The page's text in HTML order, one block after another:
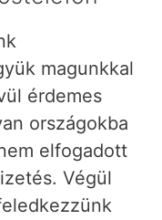
magunkkal
érdemes
országokba
elfogadott
Végül